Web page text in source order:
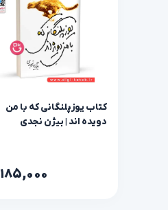
کتاب یوزپلنگانی که با من
دویده اند | بیژن نجدی
۱۸۵,۰۰۰